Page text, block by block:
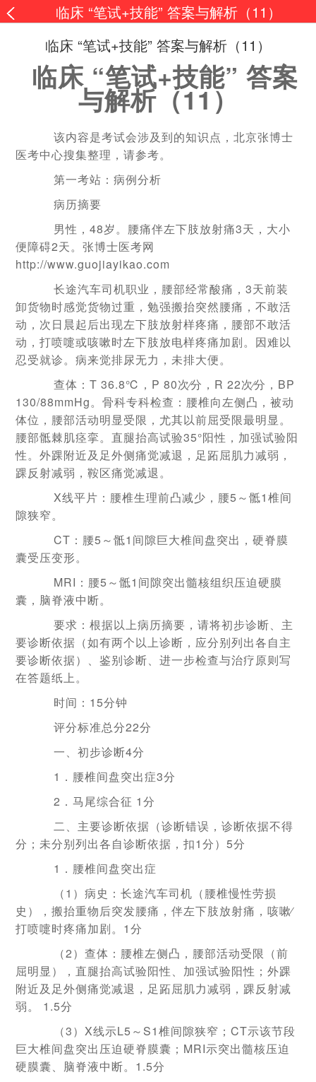
临床 “笔试+技能” 答案与解析（11）
临床 “笔试+技能” 答案与解析（11）
临床 “笔试+技能” 答案
与解析（11）
该内容是考试会涉及到的知识点，北京张博士
医考中心搜集整理，请参考。
第一考站：病例分析
病历摘要
男性，48岁。腰痛伴左下肢放射痛3天，大小
便障碍2天。张博士医考网
http://www.guojiayikao.com
长途汽车司机职业，腰部经常酸痛，3天前装
卸货物时感觉货物过重，勉强搬抬突然腰痛，不敢活
动，次日晨起后出现左下肢放射样疼痛，腰部不敢活
动，打喷嚏或咳嗽时左下肢放电样疼痛加剧。因难以
忍受就诊。病来觉排尿无力，未排大便。
查体：T 36.8℃，P 80次∕分，R 22次∕分，BP
130/88mmHg。骨科专科检查：腰椎向左侧凸，被动
体位，腰部活动明显受限，尤其以前屈受限最明显。
腰部骶棘肌痉挛。直腿抬高试验35°阳性，加强试验阳
性。外踝附近及足外侧痛觉减退，足跖屈肌力减弱，
踝反射减弱，鞍区痛觉减退。
X线平片：腰椎生理前凸减少，腰5～骶1椎间
隙狭窄。
CT：腰5～骶1间隙巨大椎间盘突出，硬脊膜
囊受压变形。
MRI：腰5～骶1间隙突出髓核组织压迫硬膜
囊，脑脊液中断。
要求：根据以上病历摘要，请将初步诊断、主
要诊断依据（如有两个以上诊断，应分别列出各自主
要诊断依据）、鉴别诊断、进一步检查与治疗原则写
在答题纸上。
时间：15分钟
评分标准总分22分
一、初步诊断4分
1．腰椎间盘突出症3分
2．马尾综合征 1分
二、主要诊断依据（诊断错误，诊断依据不得
分；未分别列出各自诊断依据，扣1分）5分
1．腰椎间盘突出症
（1）病史：长途汽车司机（腰椎慢性劳损
史），搬抬重物后突发腰痛，伴左下肢放射痛，咳嗽∕
打喷嚏时疼痛加剧。1分
（2）查体：腰椎左侧凸，腰部活动受限（前
屈明显），直腿抬高试验阳性、加强试验阳性；外踝
附近及足外侧痛觉减退，足跖屈肌力减弱，踝反射减
弱。
1.5分
（3）X线示L5～S1椎间隙狭窄；CT示该节段
巨大椎间盘突出压迫硬脊膜囊；MRI示突出髓核压迫
硬膜囊、脑脊液中断。1.5分